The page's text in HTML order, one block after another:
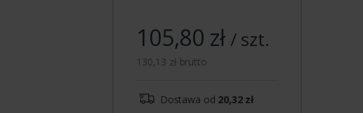
105,80 zł/ szt.
130,13 zł brutto
Dostawa od 20,32 zł